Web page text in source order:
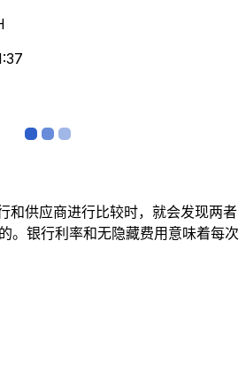
和供应商进行比较时，就会发现两者
。银行利率和无隐藏费用意味着每次